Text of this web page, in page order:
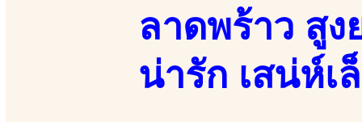
ลาดพร้าว สูง
น่ารัก เสน่ห์เ